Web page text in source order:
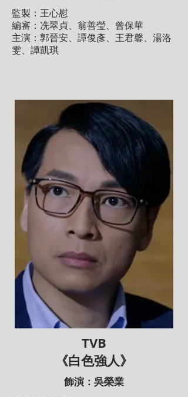
監製：王心慰
編審：冼翠貞、翁善瑩、曾保華
主演：郭晉安、譚俊彥、王君馨、湯洛
雯、譚凱琪
TVB
《白色強人》
飾演：吳榮業